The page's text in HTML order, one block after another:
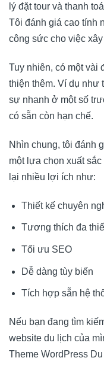
lý đặt tour và thanh
Tôi đánh giá cao tính
công sức cho việc
Tuy nhiên, có một vài
thiện thêm. Ví dụ như
sự nhanh ở một số
có sẵn còn hạn chế.
Nhìn chung, tôi đánh
một lựa chọn xuất
lại nhiều lợi ích như:
Thiết kế chuyên
Tương thích đa
Tối ưu SEO
Dễ dàng tùy biến
Tích hợp sẵn hệ
Nếu bạn đang tìm
website du lịch của
Theme WordPress